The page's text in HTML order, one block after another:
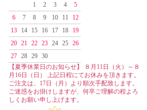
1
2 3 4
5
6
7 8 9 10 11
12
13
14 15 16 17 18
19
20 21 22 23 24 25 26
27 28 29 30
【夏季休業日のお知らせ】 ８月11日（火）～８
月16日（日） 上記日程にてお休みを頂きます。
ご注文は、17日（月）より順次手配致します。
ご迷惑をお掛けしますが、何卒ご理解の程よろ
しくお願い申し上げます。